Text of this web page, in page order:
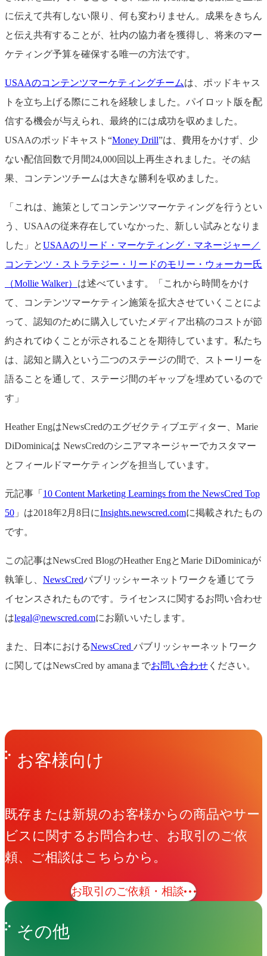
に伝えて共有しない限り、何も変わりません。成果をきちん
と伝え共有することが、社内の協力者を獲得し、将来のマー
ケティング予算を確保する唯一の方法です。
USAAのコンテンツマーケティングチームは、ポッドキャス
トを立ち上げる際にこれを経験しました。パイロット版を配
信する機会が与えられ、最終的には成功を収めました。
USAAのポッドキャスト“Money Drill”は、費用をかけず、少
ない配信回数で月間24,000回以上再生されました。その結
果、コンテンツチームは大きな勝利を収めました。
「これは、施策としてコンテンツマーケティングを行うとい
う、USAAの従来存在していなかった、新しい試みとなりま
した」とUSAAのリード・マーケティング・マネージャー／
コンテンツ・ストラテジー・リードのモリー・ウォーカー氏
（Mollie Walker） は述べています。「これから時間をかけ
て、コンテンツマーケティン施策を拡大させていくことによ
って、認知のために購入していたメディア出稿のコストが節
約されてゆくことが示されることを期待しています。私たち
は、認知と購入という二つのステージの間で、ストーリーを
語ることを通して、ステージ間のギャップを埋めているので
す」
Heather EngはNewsCredのエグゼクティブエディター、Marie
DiDominicaは NewsCredのシニアマネージャーでカスタマー
とフィールドマーケティングを担当しています。
元記事「 10 Content Marketing Learnings from the NewsCred Top
50 」は2018年2月8日にInsights.newscred.comに掲載されたもの
です。
この記事はNewsCred BlogのHeather EngとMarie DiDominicaが
執筆し、 NewsCredパブリッシャーネットワークを通じてラ
イセンスされたものです。ライセンスに関するお問い合わせ
はlegal@newscred.comにお願いいたします。
また、日本におけるNewsCred パブリッシャーネットワーク
に関してはNewsCred by amanaまでお問い合わせ ください。
Get in Touchお問い合わせ
お客様向け
既存または新規のお客様からの商品やサー
ビスに関するお問合わせ、お取引のご依
頼、ご相談はこちらから。
お取引のご依頼・相談
その他